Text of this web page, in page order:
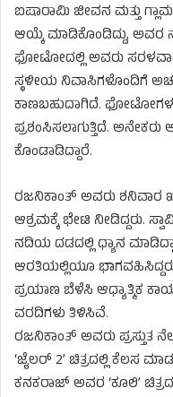
ಐಷಾರಾಮಿ ಜೀವನ ಮತ್ತು
ಆಯ್ಕೆ ಮಾಡಿಕೊಂಡಿದ್ದು, ಅವರ
ಫೋಟೋದಲ್ಲಿ ಅವರು
ಸ್ಥಳೀಯ ನಿವಾಸಿಗಳೊಂದಿಗೆ
ಕಾಣಬಹುದಾಗಿದೆ.
ಪ್ರಶಂಸಿಸಲಾಗುತ್ತಿದೆ.
ಕೊಂಡಾಡಿದ್ದಾರೆ.
ರಜನಿಕಾಂತ್ ಅವರು ಶನಿವಾರ
ಆಶ್ರಮಕ್ಕೆ ಭೇಟಿ ನೀಡಿದ್ದರು.
ನದಿಯ ದಡದಲ್ಲಿ ಧ್ಯಾನ
ಆರತಿಯಲ್ಲಿಯೂ
ಪ್ರಯಾಣ ಬೆಳೆಸಿ ಆಧ್ಯಾತ್ಮಿಕ
ವರದಿಗಳು ತಿಳಿಸಿವೆ.
ರಜನಿಕಾಂತ್ ಅವರು ಪ್ರಸ್ತುತ
‘ಜೈಲರ್ 2’ ಚಿತ್ರದಲ್ಲಿ ಕೆಲಸ
ಕನಕರಾಜ್ ಅವರ ‘ಕೂಲಿ’